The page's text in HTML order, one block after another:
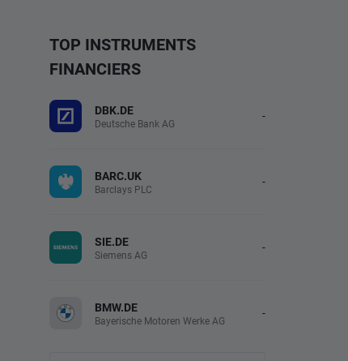
TOP INSTRUMENTS
FINANCIERS
DBK.DE
Deutsche Bank AG -
BARC.UK
Barclays PLC -
SIE.DE
Siemens AG -
BMW.DE
Bayerische Motoren Werke AG -